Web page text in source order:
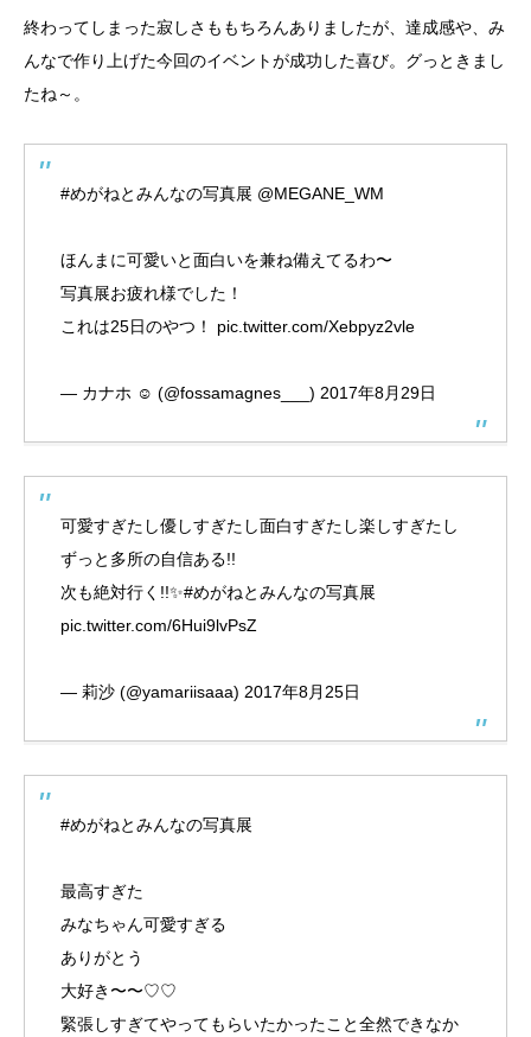
終わってしまった寂しさももちろんありましたが、達成感や、み
んなで作り上げた今回のイベントが成功した喜び。グっときまし
たね～。
#めがねとみんなの写真展 @MEGANE_WM
ほんまに可愛いと面白いを兼ね備えてるわ〜
写真展お疲れ様でした！
これは25日のやつ！ pic.twitter.com/Xebpyz2vle
— カナホ ☺︎ (@fossamagnes___) 2017年8月29日
可愛すぎたし優しすぎたし面白すぎたし楽しすぎたし
ずっと多所の自信ある!!
次も絶対行く!!✨#めがねとみんなの写真展
pic.twitter.com/6Hui9lvPsZ
— 莉沙 (@yamariisaaa) 2017年8月25日
#めがねとみんなの写真展
最高すぎた
みなちゃん可愛すぎる
ありがとう
大好き〜〜♡♡
緊張しすぎてやってもらいたかったこと全然できなか